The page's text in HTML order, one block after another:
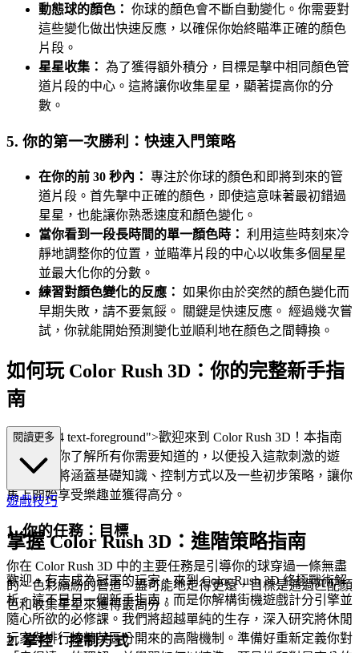
動態球的顏色： 你球的顏色會不斷自動變化。你需要對
這些變化做出快速反應，以確保你始終瞄準正確的顏色
片段。
星星收集： 為了獲得額外積分，目標是擊中相同顏色管
道片段的中心。這將讓你收集星星，顯著提高你的分
數。
5. 你的第一次勝利：快速入門策略
在你的前 30 秒內： 專注於你球的顏色和即將到來的管
道片段。首先擊中正確的顏色，即使這意味著最初錯過
星星，也能讓你熟悉速度和顏色變化。
當你看到一段長時間的單一顏色時： 利用這些時刻來冷
靜地調整你的位置，並瞄準片段的中心以收集多個星星
並最大化你的分數。
練習對顏色變化的反應： 如果你由於突然的顏色變化而
早期失敗，請不要氣餒。 關鍵是快速反應。 經過幾次嘗
試，你就能開始預測變化並順利地在顏色之間轉換。
如何玩 Color Rush 3D：你的完整新手指
南
lass="mb-4 text-foreground">歡迎來到 Color Rush 3D！本指南
將快速讓你了解所有你需要知道的，以便投入這款刺激的遊
戲。我們將涵蓋基礎知識、控制方式以及一些初步策略，讓你
馬上開始享受樂趣並獲得高分。
1. 你的任務：目標
你在 Color Rush 3D 中的主要任務是引導你的球穿過一條無盡
的、色彩繽紛的管道，盡可能地走得更遠，目標是通過匹配顏
色和收集星星來獲得最高分。
2. 掌控：控制方式
閱讀更多
遊戲技巧
掌握 Color Rush 3D：進階策略指南
歡迎，有志成為冠軍的玩家，來到 Color Rush 3D 終極戰術解
析。這不是另一個新手指南，而是你解構街機遊戲計分引擎並
隨心所欲的必修課。我們將超越單純的生存，深入研究將休閒
玩家與排行榜精英區分開來的高階機制。準備好重新定義你對